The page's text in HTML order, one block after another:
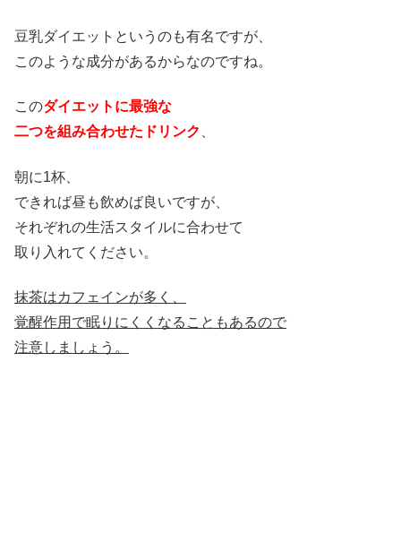
豆乳ダイエットというのも有名ですが、
このような成分があるからなのですね。
このダイエットに最強な
二つを組み合わせたドリンク 、
朝に1杯、
できれば昼も飲めば良いですが、
それぞれの生活スタイルに合わせて
取り入れてください。
抹茶はカフェインが多く、
覚醒作用で眠りにくくなることもあるので
注意しましょう。